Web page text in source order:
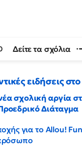
Δείτε τα σχόλια
ειδήσεις
σχολική αργία
Διάταγμα
για το Allou!